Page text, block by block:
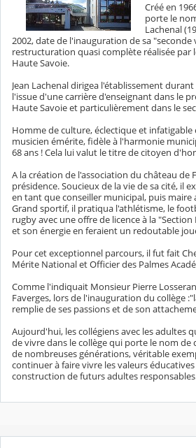
Créé en
porte le
Lachenal
2002, date de l'inauguration de sa "seconde
restructuration quasi complète réalisée par
Haute Savoie.
Jean Lachenal dirigea l'établissement durant
l'issue d'une carrière d'enseignant dans le
Haute Savoie et particulièrement dans le
Homme de culture, éclectique et
musicien émérite, fidèle à l'harmonie
68 ans ! Cela lui valut le titre de citoyen
A la création de l'association du château de
présidence. Soucieux de la vie de sa cité, il
en tant que conseiller municipal, puis maire
Grand sportif, il pratiqua l'athlétisme, le
rugby avec une offre de licence à la
et son énergie en feraient un redoutable
Pour cet exceptionnel parcours, il fut fait
Mérite National et Officier des Palmes
Comme l'indiquait Monsieur Pierre
Faverges, lors de l'inauguration du collège
remplie de ses passions et de son
Aujourd'hui, les collégiens avec les adultes
de vivre dans le collège qui porte le nom de
de nombreuses générations, véritable
continuer à faire vivre les valeurs
construction de futurs adultes